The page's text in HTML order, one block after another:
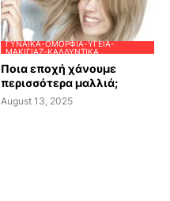
ΓΥΝΑΊΚΑ-ΟΜΟΡΦΙΆ-ΥΓΕΊΑ-
ΜΑΚΙΓΙΆΖ-ΚΑΛΛΥΝΤΙΚΆ
Ποια εποχή χάνουμε
περισσότερα μαλλιά;
August 13, 2025